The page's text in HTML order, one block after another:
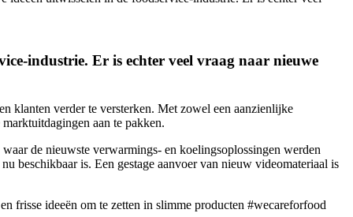
industrie. Er is echter veel vraag naar nieuwe
klanten verder te versterken. Met zowel een aanzienlijke
aan te pakken.
de nieuwste verwarmings- en koelingsoplossingen werden
beschikbaar is. Een gestage aanvoer van nieuw videomateriaal is
frisse ideeën om te zetten in slimme producten #wecareforfood